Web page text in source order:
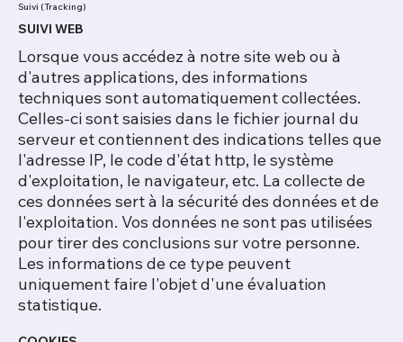
Suivi (Tracking)
SUIVI WEB
Lorsque vous accédez à notre site web ou à
d'autres applications, des informations
techniques sont automatiquement collectées.
Celles-ci sont saisies dans le fichier journal du
serveur et contiennent des indications telles que
l'adresse IP, le code d'état http, le système
d'exploitation, le navigateur, etc. La collecte de
ces données sert à la sécurité des données et de
l'exploitation. Vos données ne sont pas utilisées
pour tirer des conclusions sur votre personne.
Les informations de ce type peuvent
uniquement faire l'objet d'une évaluation
statistique.